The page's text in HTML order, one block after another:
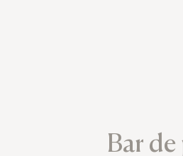
Bar